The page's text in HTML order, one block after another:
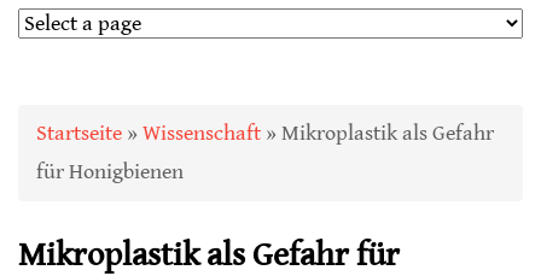
Sie sind hier
Startseite » Wissenschaft » Mikroplastik als Gefahr
für Honigbienen
Mikroplastik als Gefahr für